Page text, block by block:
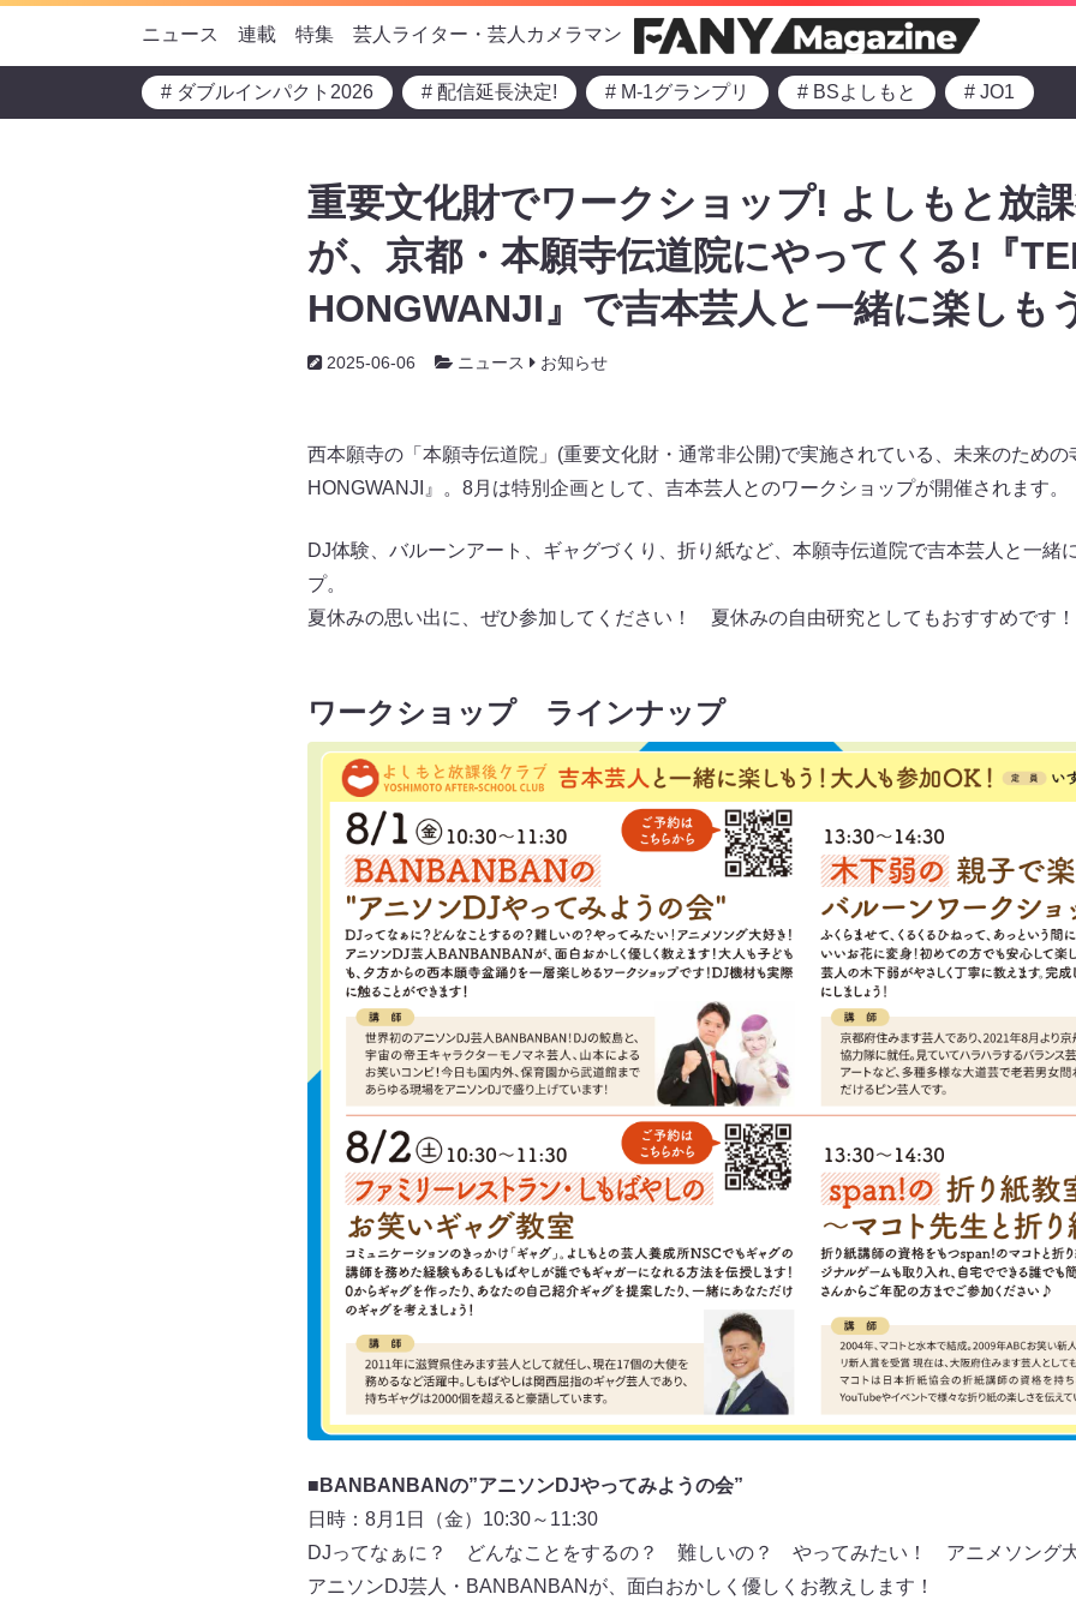
ニュース 連載 特集 芸人ライター・芸人カメラマン
# ダブルインパクト2026 # 配信延長決定! # M-1グランプリ # BSよしもと # JO1
重要文化財でワークショップ! よしもと放
が、京都・本願寺伝道院にやってくる!『
HONGWANJI』で吉本芸人と一緒に楽しも
2025-06-06 ニュース お知らせ
西本願寺の「本願寺伝道院」(重要文化財・通常非公開)で実施されている、未来のための
HONGWANJI』。8月は特別企画として、吉本芸人とのワークショップが開催されます。
DJ体験、バルーンアート、ギャグづくり、折り紙など、本願寺伝道院で吉本芸人と一緒
プ。
夏休みの思い出に、ぜひ参加してください！ 夏休みの自由研究としてもおすすめです！
ワークショップ ラインナップ
■BANBANBANの”アニソンDJやってみようの会”
日時：8月1日（金）10:30～11:30
DJってなぁに？ どんなことをするの？ 難しいの？ やってみたい！ アニメソング
アニソンDJ芸人・BANBANBANが、面白おかしく優しくお教えします！